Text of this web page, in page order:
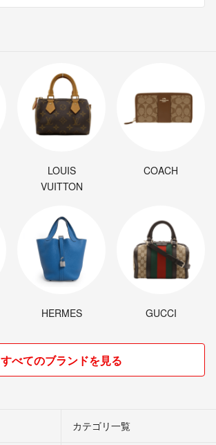
LOUIS
VUITTON
COACH
HERMES GUCCI
すべてのブランドを見る
カテゴリ一覧